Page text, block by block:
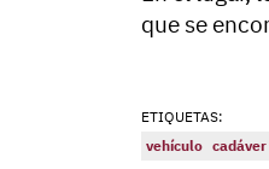
que se
ETIQUETAS:
vehículo cadáver